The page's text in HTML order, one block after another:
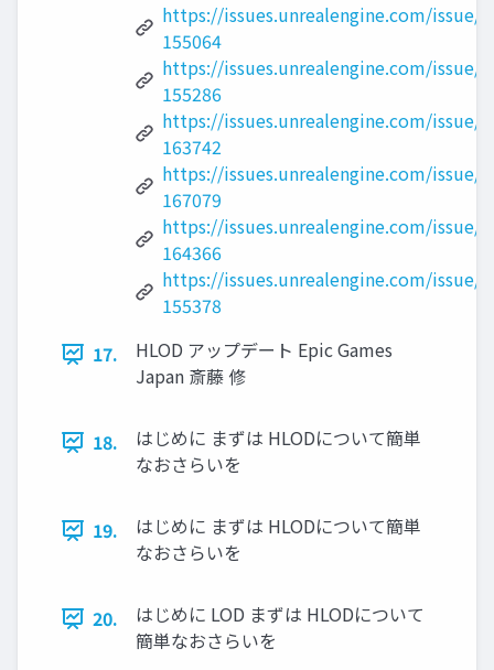
https://issues.unrealengine.com/issue/
155064
https://issues.unrealengine.com/issue/
155286
https://issues.unrealengine.com/issue/
163742
https://issues.unrealengine.com/issue/
167079
https://issues.unrealengine.com/issue/
164366
https://issues.unrealengine.com/issue/
155378
17.
HLOD アップデート Epic Games
Japan 斎藤 修
18.
はじめに まずは HLODについて簡単
なおさらいを
19.
はじめに まずは HLODについて簡単
なおさらいを
20.
はじめに LOD まずは HLODについて
簡単なおさらいを